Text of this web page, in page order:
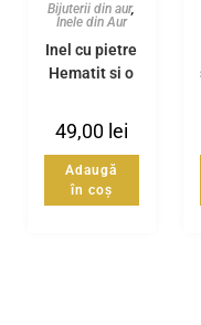
Bijuterii din aur,
Inele din Aur
Inel cu pietre
Hematit și o
49,00 lei
Adaugă
în coș